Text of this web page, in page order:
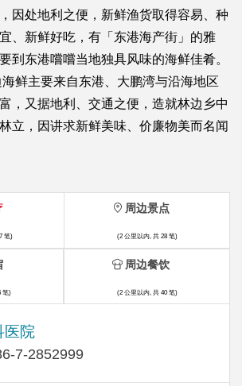
因处地利之便，新鲜渔货取得容易、种
、新鲜好吃，有「东港海产街」的雅
到东港嚐嚐当地独具风味的海鲜佳肴。
鲜主要来自东港、大鹏湾与沿海地区
，又据地利、交通之便，造就林边乡中
立，因讲求新鲜美味、价廉物美而名闻
笔)
医院
7-2852999
周边景点
(2 公里以内, 共 28 笔)
笔)
周边餐饮
(2 公里以内, 共 40 笔)